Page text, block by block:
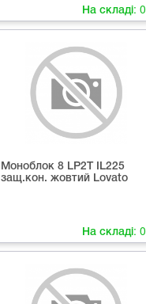
На складі: 0
Моноблок 8 LP2T IL225
защ.кон. жовтий Lovato
На складі: 0